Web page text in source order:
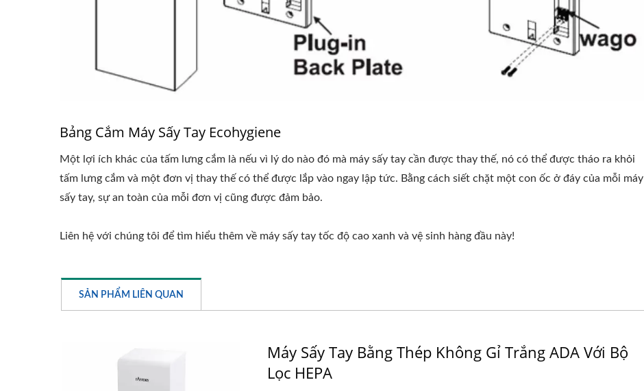
Bảng Cắm Máy Sấy Tay Ecohygiene
Một lợi ích khác của tấm lưng cắm là nếu vì lý do nào đó mà máy sấy tay cần được thay thế, nó có thể được tháo ra khỏi
tấm lưng cắm và một đơn vị thay thế có thể được lắp vào ngay lập tức. Bằng cách siết chặt một con ốc ở đáy của mỗi máy
sấy tay, sự an toàn của mỗi đơn vị cũng được đảm bảo.
Liên hệ với chúng tôi để tìm hiểu thêm về máy sấy tay tốc độ cao xanh và vệ sinh hàng đầu này!
SẢN PHẨM LIÊN QUAN
Máy Sấy Tay Bằng Thép Không Gỉ Trắng ADA Với Bộ
Lọc HEPA